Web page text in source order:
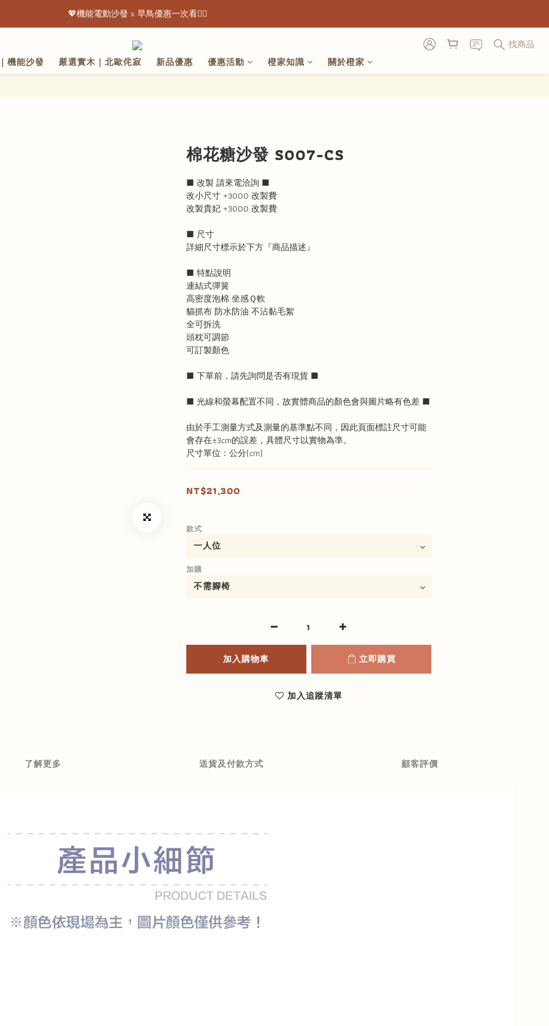
💖機能電動沙發 x 早鳥優惠一次看👇🏻
💖機能電動沙發 x 早鳥優惠一次看👇🏻
出清特惠最低下殺3折起 ✨
💖機能電動沙發 x 早鳥優惠一次看👇🏻
找商品
機能沙發
嚴選實木｜北歐侘寂 新品優惠 優惠活動 橙家知識 關於橙家
棉花糖沙發 S007-CS
■ 改製 請來電洽詢 ■
改小尺寸 +3000 改製費
改製貴妃 +3000 改製費
■ 尺寸
詳細尺寸標示於下方『商品描述』
■ 特點說明
連結式彈簧
高密度泡棉 坐感Ｑ軟
貓抓布 防水防油 不沾黏毛絮
全可拆洗
頭枕可調節
可訂製顏色
■ 下單前，請先詢問是否有現貨 ■
■ 光線和螢幕配置不同，故實體商品的顏色會與圖片略有色差 ■
由於手工測量方式及測量的基準點不同，因此頁面標註尺寸可能
會存在±3cm的誤差，具體尺寸以實物為準。
尺寸單位：公分(cm)
NT$21,300
款式
加購
加入購物車 立即購買
加入追蹤清單
了解更多 送貨及付款方式 顧客評價